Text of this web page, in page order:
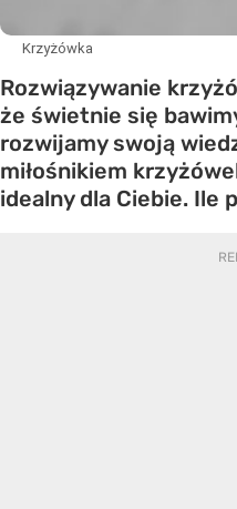
Krzyżówka
Rozwiązywanie
że świetnie się
rozwijamy swoją
miłośnikiem
idealny dla Ciebie. Ile